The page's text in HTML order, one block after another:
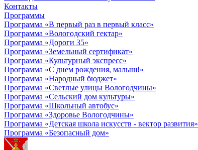
Контакты
Программы
Программа «В первый раз в первый класс»
Программа «Вологодский гектар»
Программа «Дороги 35»
Программа «Земельный сертификат»
Программа «Культурный экспресс»
Программа «С днем рождения, малыш!»
Программа «Народный бюджет»
Программа «Светлые улицы Вологодчины»
Программа «Сельский дом культуры»
Программа «Школьный автобус»
Программа «Здоровье Вологодчины»
Программа «Детская школа искусств - вектор развития»
Программа «Безопасный дом»